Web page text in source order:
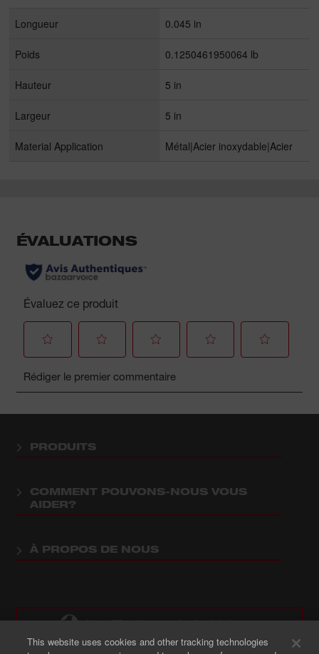
Longueur 0.045 in
Poids 0.1250461950064 lb
Hauteur 5 in
Largeur 5 in
Material Application Métal|Acier inoxydable|Acier
PRODUITS
COMMENT POUVONS-NOUS VOUS
AIDER?
À PROPOS DE NOUS
CA : : FR - Changer de site / de langue
This website uses cookies and other tracking technologies